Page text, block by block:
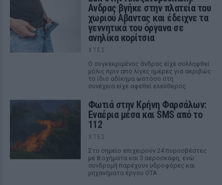
Ανδρας βγήκε στην πλατεία του
χωριού Αβαντας και έδειχνε τα
γεννητικά του όργανα σε
ανηλίκα κορίτσια
ΧΤΕΣ
Ο συγκεκριμένος άνδρας είχε συλληφθεί
μόλις πριν από λίγες ημέρες για ακριβώς
το ίδιο αδίκημα ωστόσο στη
συνέχεια είχε αφεθεί ελεύθερος
Φωτιά στην Κρήνη Φαρσάλων:
Εναέρια μέσα και SMS από το
112
ΧΤΕΣ
Στο σημείο επιχειρούν 24 πυροσβέστες
με 8 οχήματα και 3 αεροσκάφη, ενώ
συνδρομή παρέχουν υδροφόρες και
μηχανήματα έργου ΟΤΑ.